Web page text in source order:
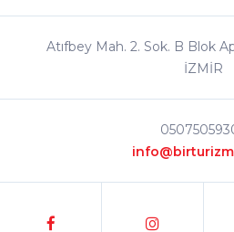
Atıfbey Mah. 2. Sok. B Blok
İZMİR